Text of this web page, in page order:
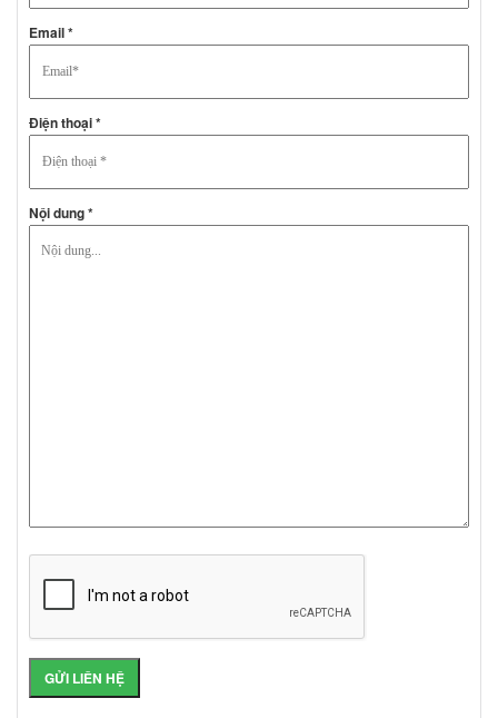
Email *
Điện thoại *
Nội dung *